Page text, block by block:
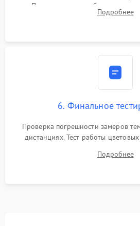
Программная калибровка
абсолютно черному телу для точного
Подробнее
6. Финальное
Проверка погрешности замеров
дистанциях. Тест работы
термограмм в память и передачи
автономности работы и итоговый
Подробнее